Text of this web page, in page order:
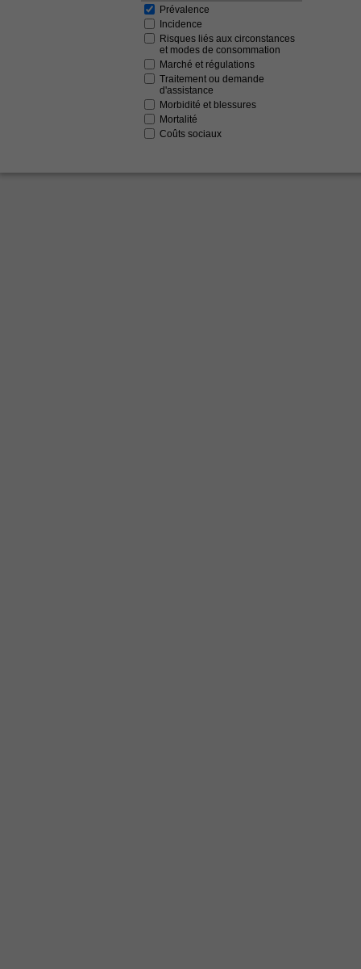
Prévalence
Incidence
Risques liés aux circonstances
et modes de consommation
Marché et régulations
Traitement ou demande
d'assistance
Morbidité et blessures
Mortalité
Coûts sociaux